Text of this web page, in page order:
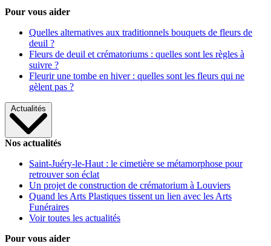
Pour vous aider
Quelles alternatives aux traditionnels bouquets de fleurs de
deuil ?
Fleurs de deuil et crématoriums : quelles sont les règles à
suivre ?
Fleurir une tombe en hiver : quelles sont les fleurs qui ne
gèlent pas ?
Actualités
Nos actualités
Saint-Juéry-le-Haut : le cimetière se métamorphose pour
retrouver son éclat
Un projet de construction de crématorium à Louviers
Quand les Arts Plastiques tissent un lien avec les Arts
Funéraires
Voir toutes les actualités
Pour vous aider